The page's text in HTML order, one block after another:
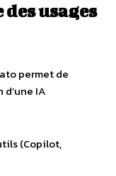
usages
permet de
IA
(Copilot,